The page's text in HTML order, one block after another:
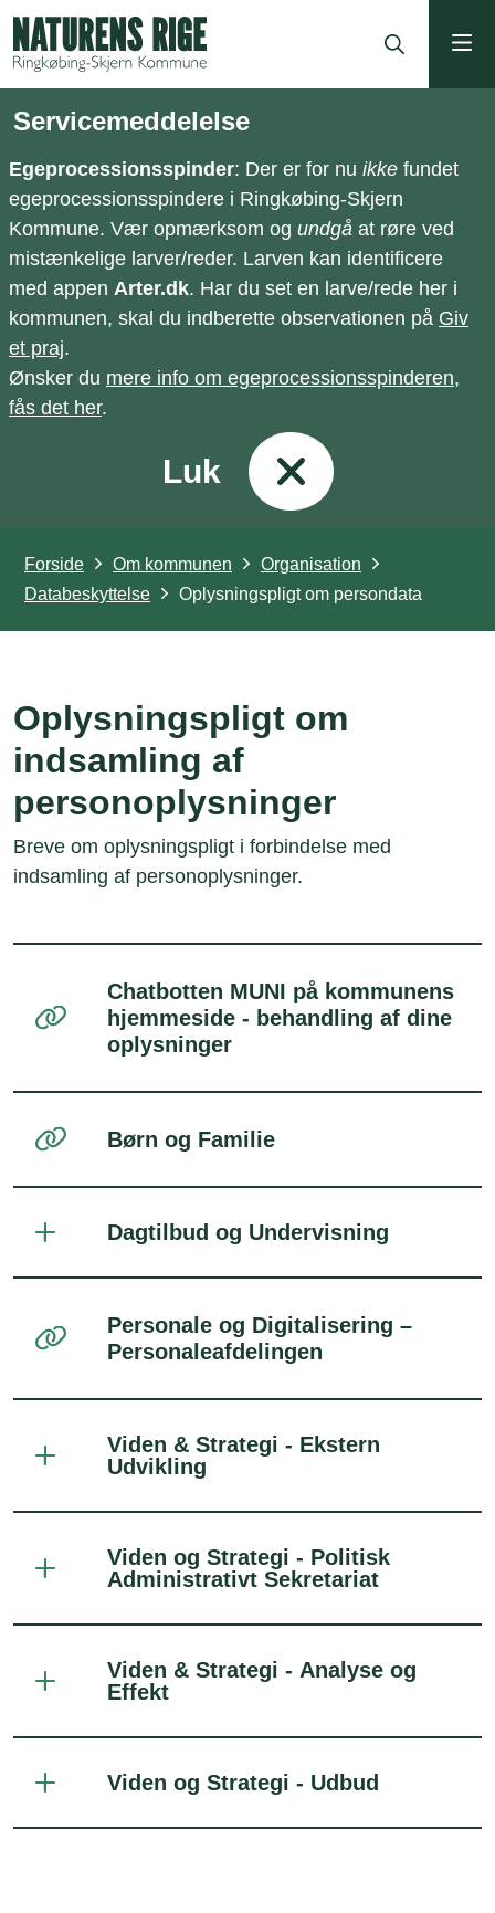
Servicemeddelelse
Egeprocessionsspinder: Der er for nu ikke fundet
egeprocessionsspindere i Ringkøbing-Skjern
Kommune. Vær opmærksom og undgå at røre ved
mistænkelige larver/reder. Larven kan identificere
med appen Arter.dk. Har du set en larve/rede her i
kommunen, skal du indberette observationen på Giv
et praj.
Ønsker du mere info om egeprocessionsspinderen,
fås det her.
Luk
Forside Om kommunen
Organisation
Databeskyttelse
Oplysningspligt om persondata
Oplysningspligt om
indsamling af
personoplysninger
Breve om oplysningspligt i forbindelse med
indsamling af personoplysninger.
Chatbotten MUNI på kommunens
hjemmeside - behandling af dine
oplysninger
Børn og Familie
Dagtilbud og Undervisning
Personale og Digitalisering –
Personaleafdelingen
Viden & Strategi - Ekstern
Udvikling
Viden og Strategi - Politisk
Administrativt Sekretariat
Viden & Strategi - Analyse og
Effekt
Viden og Strategi - Udbud